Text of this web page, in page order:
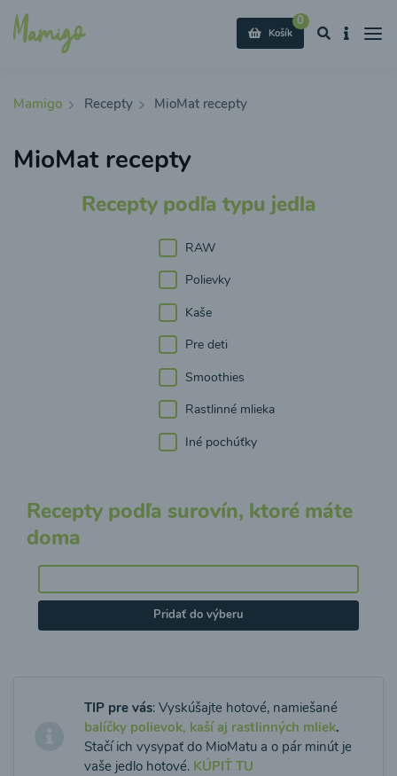
0
Košík
Mamigo Recepty MioMat recepty
MioMat recepty
Recepty podľa typu jedla
RAW
Polievky
Kaše
Pre deti
Smoothies
Rastlinné mlieka
Iné pochúťky
Recepty podľa surovín, ktoré máte
doma
Pridať do výberu
TIP pre vás: Vyskúšajte hotové, namiešané
balíčky polievok, kaší aj rastlinných mliek.
Stačí ich vysypať do MioMatu a o pár minút je
vaše jedlo hotové. KÚPIŤ TU